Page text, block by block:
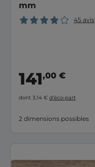
mm
45 avis
141,00 €
dont 3,14 € d’éco-part
2 dimensions possibles